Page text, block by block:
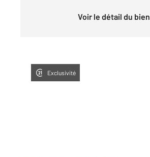
Voir le détail du bien
Exclusivité